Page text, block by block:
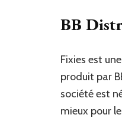
BB
Fixies est
produit par
société est
mieux pour